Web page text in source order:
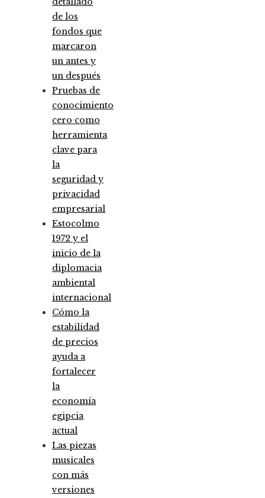
de los
fondos que
marcaron
un antes y
un después
Pruebas de
conocimiento
cero como
herramienta
clave para
la
seguridad y
privacidad
empresarial
Estocolmo
1972 y el
inicio de la
diplomacia
ambiental
internacional
Cómo la
estabilidad
de precios
ayuda a
fortalecer
la
economía
egipcia
actual
Las piezas
musicales
con más
versiones